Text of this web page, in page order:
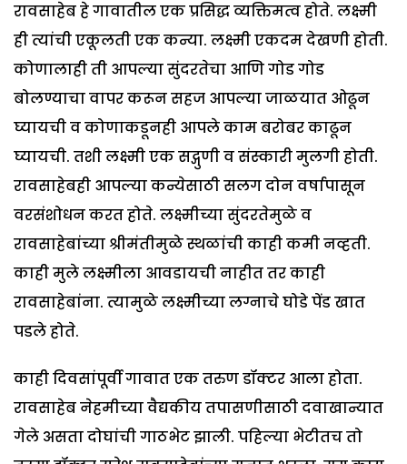
रावसाहेब हे गावातील एक प्रसिद्ध व्यक्तिमत्व होते. लक्ष्मी
ही त्यांची एकूलती एक कन्या. लक्ष्मी एकदम देखणी होती.
कोणालाही ती आपल्या सुंदरतेचा आणि गोड गोड
बोलण्याचा वापर करून सहज आपल्या जाळयात ओढून
घ्यायची व कोणाकडूनही आपले काम बरोबर काढून
घ्यायची. तशी लक्ष्मी एक सद्गुणी व संस्कारी मुलगी होती.
रावसाहेबही आपल्या कन्येसाठी सलग दोन वर्षापासून
वरसंशोधन करत होते. लक्ष्मीच्या सुंदरतेमुळे व
रावसाहेबांच्या श्रीमंतीमुळे स्थळांची काही कमी नव्हती.
काही मुले लक्ष्मीला आवडायची नाहीत तर काही
रावसाहेबांना. त्यामुळे लक्ष्मीच्या लग्नाचे घोडे पेंड खात
पडले होते.
काही दिवसांपूर्वी गावात एक तरुण डॉक्टर आला होता.
रावसाहेब नेहमीच्या वैद्यकीय तपासणीसाठी दवाखान्यात
गेले असता दोघांची गाठभेट झाली. पहिल्या भेटीतच तो